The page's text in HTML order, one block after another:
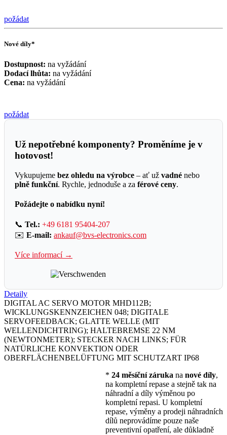
požádat
Nové díly*
Dostupnost: na vyžádání
Dodací lhůta: na vyžádání
Cena: na vyžádání
požádat
Už nepotřebné komponenty? Proměníme je v
hotovost!
Vykupujeme bez ohledu na výrobce – ať už vadné nebo
plně funkční. Rychle, jednoduše a za férové ceny.
Požádejte o nabídku nyní!
📞 Tel.: +49 6181 95404-207
✉️ E-mail: ankauf@bvs-electronics.com
Více informací →
Detaily
DIGITAL AC SERVO MOTOR MHD112B;
WICKLUNGSKENNZEICHEN 048; DIGITALE
SERVOFEEDBACK; GLATTE WELLE (MIT
WELLENDICHTRING); HALTEBREMSE 22 NM
(NEWTONMETER); STECKER NACH LINKS; FÜR
NATÜRLICHE KONVEKTION ODER
OBERFLÄCHENBELÜFTUNG MIT SCHUTZART IP68
* 24 měsíční záruka na nové díly,
na kompletní repase a stejně tak na
náhradní a díly výměnou po
kompletní repasi. U kompletní
repase, výměny a prodeji náhradních
dílů neprovádíme pouze naše
preventivní opatření, ale důkladně